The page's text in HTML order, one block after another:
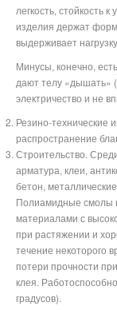
легкость, стойкость
изделия держат
выдерживает
Минусы, конечно,
дают телу «дышать»
электричество и не
Резино-технические
распространение
Строительство.
арматура, клеи,
бетон,
Полиамидные смолы
материалами с
при растяжении и
течение некоторого
потери прочности
клея.
градусов).